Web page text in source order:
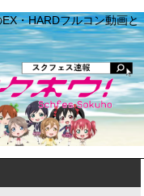
・HARDフルコン動画と